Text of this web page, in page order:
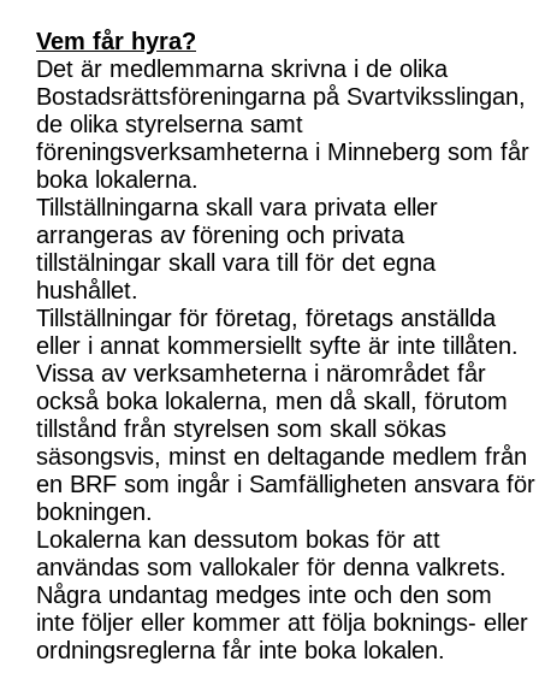
Vem får hyra?
Det är medlemmarna skrivna i de olika
Bostadsrättsföreningarna på Svartviksslingan,
de olika styrelserna samt
föreningsverksamheterna i Minneberg som får
boka lokalerna.
Tillställningarna skall vara privata eller
arrangeras av förening och privata
tillstälningar skall vara till för det egna
hushållet.
Tillställningar för företag, företags anställda
eller i annat kommersiellt syfte är inte tillåten.
Vissa av verksamheterna i närområdet får
också boka lokalerna, men då skall, förutom
tillstånd från styrelsen som skall sökas
säsongsvis, minst en deltagande medlem från
en BRF som ingår i Samfälligheten ansvara för
bokningen.
Lokalerna kan dessutom bokas för att
användas som vallokaler för denna valkrets.
Några undantag medges inte och den som
inte följer eller kommer att följa boknings- eller
ordningsreglerna får inte boka lokalen.